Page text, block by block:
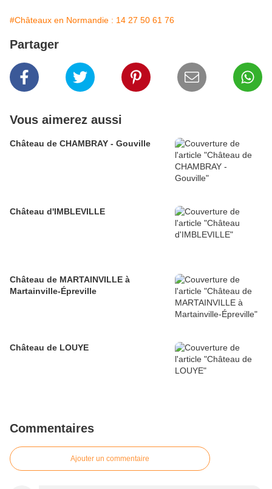
#Châteaux en Normandie : 14 27 50 61 76
Partager
Vous aimerez aussi
Château de CHAMBRAY - Gouville
Château d'IMBLEVILLE
Château de MARTAINVILLE à
Martainville-Épreville
Château de LOUYE
Commentaires
Ajouter un commentaire